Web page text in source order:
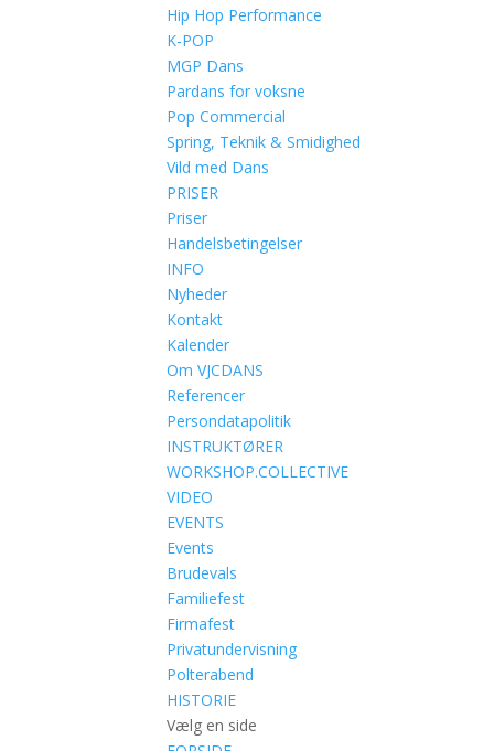
Hip Hop Performance
K-POP
MGP Dans
Pardans for voksne
Pop Commercial
Spring, Teknik & Smidighed
Vild med Dans
PRISER
Priser
Handelsbetingelser
INFO
Nyheder
Kontakt
Kalender
Om VJCDANS
Referencer
Persondatapolitik
INSTRUKTØRER
WORKSHOP.COLLECTIVE
VIDEO
EVENTS
Events
Brudevals
Familiefest
Firmafest
Privatundervisning
Polterabend
HISTORIE
Vælg en side